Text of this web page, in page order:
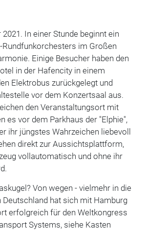
In einer Stunde beginnt ein
Rundfunkorchesters im Großen
Einige Besucher haben den
in der Hafencity in einem
Elektrobus zurückgelegt und
vor dem Konzertsaal aus.
den Veranstaltungsort mit
es vor dem Parkhaus der "Elphie",
ihr jüngstes Wahrzeichen liebevoll
direkt zur Aussichtsplattform,
vollautomatisch und ohne ihr
Von wegen - vielmehr in die
Deutschland hat sich mit Hamburg
erfolgreich für den Weltkongress
Systems, siehe Kasten